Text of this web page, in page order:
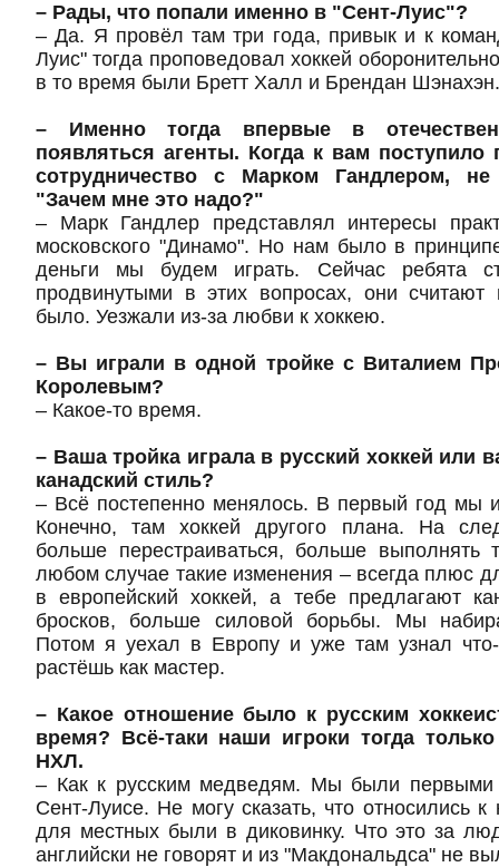
– Рады, что попали именно в "Сент-Луис"?
– Да. Я провёл там три года, привык и к
Луис" тогда проповедовал хоккей
в то время были Бретт Халл и Брендан Шэнахэн.
– Именно тогда впервые в
появляться агенты. Когда к вам поступило
сотрудничество с Марком Гандлером, не
"Зачем мне это надо?"
– Марк Гандлер представлял интересы
московского "Динамо". Но нам было в
деньги мы будем играть. Сейчас ребята
продвинутыми в этих вопросах, они считают
было. Уезжали из-за любви к хоккею.
– Вы играли в одной тройке с Виталием
Королевым?
– Какое-то время.
– Ваша тройка играла в русский хоккей или
канадский стиль?
– Всё постепенно менялось. В первый год мы
Конечно, там хоккей другого плана. На
больше перестраиваться, больше выполнять
любом случае такие изменения – всегда плюс
в европейский хоккей, а тебе предлагают
бросков, больше силовой борьбы. Мы
Потом я уехал в Европу и уже там узнал что-
растёшь как мастер.
– Какое отношение было к русским
время? Всё-таки наши игроки тогда
НХЛ.
– Как к русским медведям. Мы были первыми
Сент-Луисе. Не могу сказать, что относились
для местных были в диковинку. Что это за
английски не говорят и из "Макдональдса" не